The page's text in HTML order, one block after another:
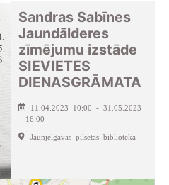
Sandras Sabīnes
Jaundālderes
zīmējumu izstāde
SIEVIETES
DIENASGRĀMATA
11.04.2023 10:00 - 31.05.2023
- 16:00
Jaunjelgavas pilsētas bibliotēka